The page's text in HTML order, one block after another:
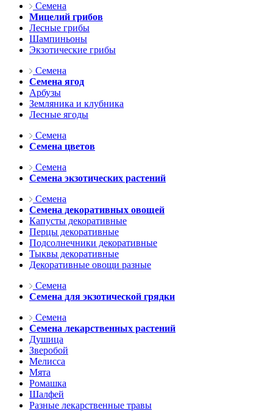
Семена
Мицелий грибов
Лесные грибы
Шампиньоны
Экзотические грибы
Семена
Семена ягод
Арбузы
Земляника и клубника
Лесные ягоды
Семена
Семена цветов
Семена
Семена экзотических растений
Семена
Семена декоративных овощей
Капусты декоративные
Перцы декоративные
Подсолнечники декоративные
Тыквы декоративные
Декоративные овощи разные
Семена
Семена для экзотической грядки
Семена
Семена лекарственных растений
Душица
Зверобой
Мелисса
Мята
Ромашка
Шалфей
Разные лекарственные травы